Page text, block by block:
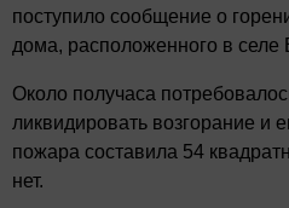
поступило сообщение о
дома, расположенного в
Около получаса
ликвидировать возгорание и
пожара составила 54
нет.